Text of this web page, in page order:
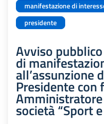
manifestazione di
presidente
Avviso
di
all’assunzione
Presidente con
società “Sport